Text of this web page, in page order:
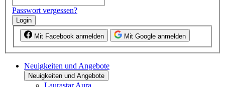
Passwort vergessen?
Login
Mit Facebook anmelden Mit Google anmelden
Neuigkeiten und Angebote
Neuigkeiten und Angebote
Laurastar Aura